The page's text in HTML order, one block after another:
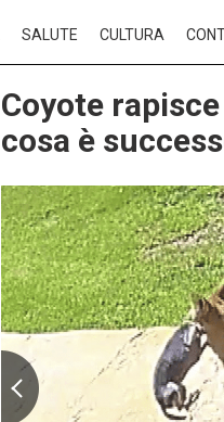
SALUTE CULTURA
Coyote
cosa è